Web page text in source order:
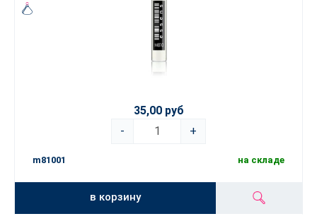
35,00 руб
-
+
m81001 на складе
в корзину